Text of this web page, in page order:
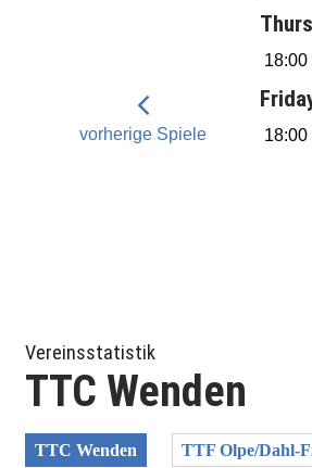
vorherige Spiele
18:00
18:00
Vereinsstatistik
TTC Wenden
TTC Wenden TTF Olpe/Dahl-